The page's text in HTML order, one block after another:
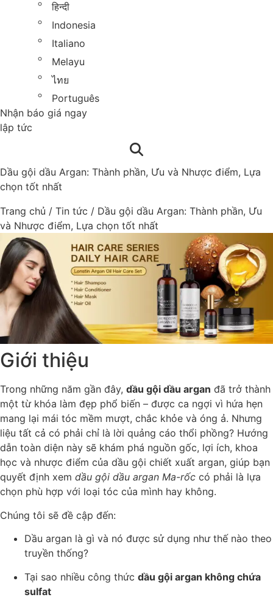
हिन्दी
Indonesia
Italiano
Melayu
ไทย
Português
Nhận báo giá ngay
lập tức
Dầu gội dầu Argan: Thành phần, Ưu và Nhược điểm, Lựa
chọn tốt nhất
Trang chủ / Tin tức / Dầu gội dầu Argan: Thành phần, Ưu
và Nhược điểm, Lựa chọn tốt nhất
Giới thiệu
Trong những năm gần đây, dầu gội dầu argan đã trở thành
một từ khóa làm đẹp phổ biến – được ca ngợi vì hứa hẹn
mang lại mái tóc mềm mượt, chắc khỏe và óng ả. Nhưng
liệu tất cả có phải chỉ là lời quảng cáo thổi phồng? Hướng
dẫn toàn diện này sẽ khám phá nguồn gốc, lợi ích, khoa
học và nhược điểm của dầu gội chiết xuất argan, giúp bạn
quyết định xem dầu gội dầu argan Ma-rốc có phải là lựa
chọn phù hợp với loại tóc của mình hay không.
Chúng tôi sẽ đề cập đến:
Dầu argan là gì và nó được sử dụng như thế nào theo
truyền thống?
Tại sao nhiều công thức dầu gội argan không chứa
sulfat